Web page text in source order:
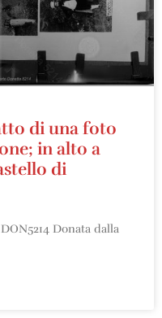
di una foto
in alto a
di
Donata dalla